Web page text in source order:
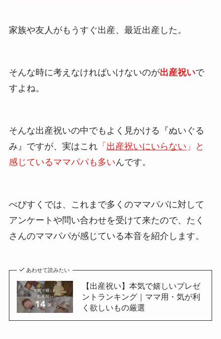
家族や友人がもうすぐ出産、最近出産した。
そんな時に考えなければいけないのが出産祝いで
すよね。
そんな出産祝いの中でもよく見かける『ぬいぐる
み』ですが、実はこれ「 出産祝いにいらない 」と
感じているママパパも多いんです。
べびすくでは、これまで多くのママパパに対して
アンケートや問い合わせを受けて来たので、たく
さんのママパパが感じている本音を紹介します。
あわせて読みたい
【出産祝い】本気で嬉しいプレゼ
ントランキング｜ママ用・気が利
く欲しいもの厳選